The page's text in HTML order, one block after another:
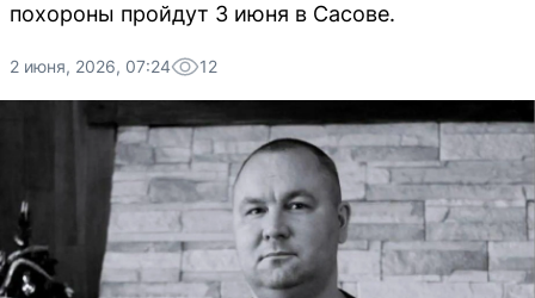
похороны пройдут 3 июня в Сасове.
2 июня, 2026, 07:24 12